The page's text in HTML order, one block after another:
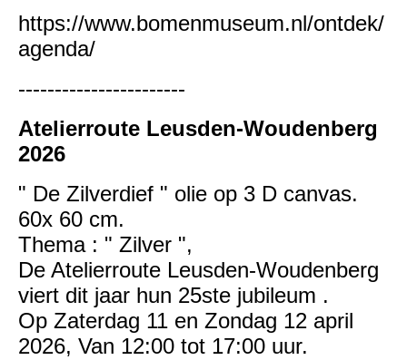
https://www.bomenmuseum.nl/ontdek/
agenda/
-----------------------
Atelierroute Leusden-Woudenberg
2026
" De Zilverdief " olie op 3 D canvas.
60x 60 cm.
Thema : " Zilver ",
De Atelierroute Leusden-Woudenberg
viert dit jaar hun 25ste jubileum .
Op Zaterdag 11 en Zondag 12 april
2026, Van 12:00 tot 17:00 uur.